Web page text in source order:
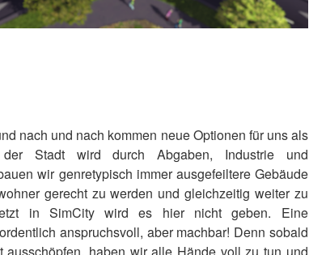
nach und nach kommen neue Optionen für uns als
Stadt wird durch Abgaben, Industrie und
wir genretypisch immer ausgefeiltere Gebäude
gerecht zu werden und gleichzeitig weiter zu
in SimCity wird es hier nicht geben. Eine
anspruchsvoll, aber machbar! Denn sobald
haben wir alle Hände voll zu tun und